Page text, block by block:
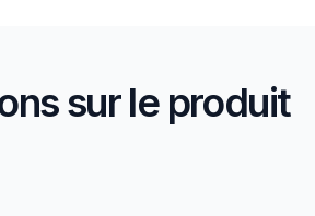
sur le produit